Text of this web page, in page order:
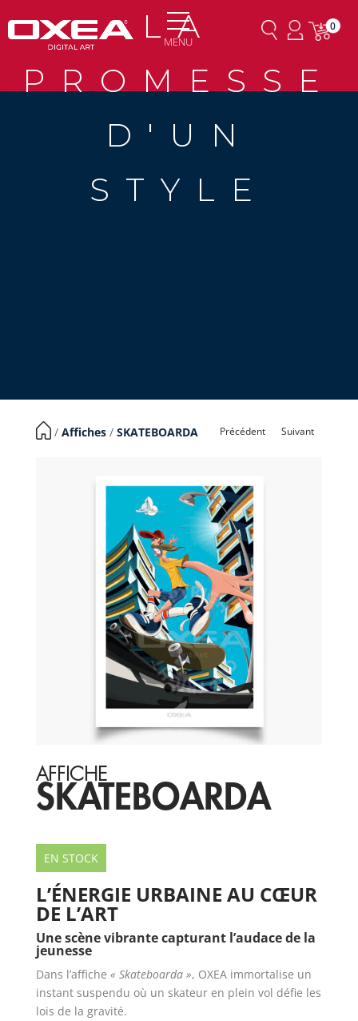
MENU
0
LA
PROMESSE
D'UN
STYLE
​ / Affiches/ SKATEBOARDA Précédent Suivant
AFFICHE
SKATEBOARDA
EN STOCK
L’ÉNERGIE URBAINE AU CŒUR
DE L’ART
Une scène vibrante capturant l’audace de la
jeunesse
Dans l’affiche « Skateboarda », OXEA immortalise un
instant suspendu où un skateur en plein vol défie les
lois de la gravité.